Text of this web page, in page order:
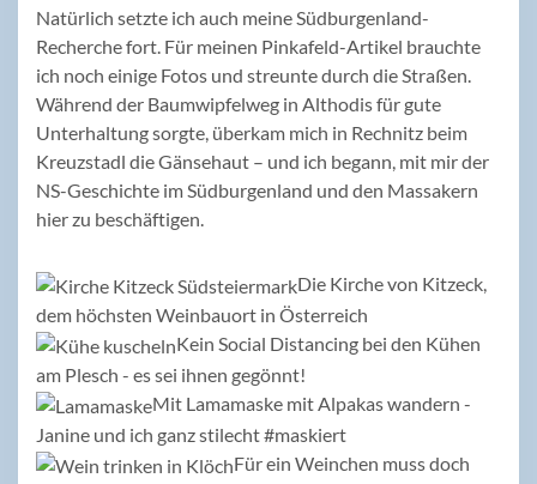
Natürlich setzte ich auch meine Südburgenland-
Recherche fort. Für meinen Pinkafeld-Artikel brauchte
ich noch einige Fotos und streunte durch die Straßen.
Während der Baumwipfelweg in Althodis für gute
Unterhaltung sorgte, überkam mich in Rechnitz beim
Kreuzstadl die Gänsehaut – und ich begann, mit mir der
NS-Geschichte im Südburgenland und den Massakern
hier zu beschäftigen.
Die Kirche von Kitzeck,
dem höchsten Weinbauort in Österreich
Kein Social Distancing bei den Kühen
am Plesch - es sei ihnen gegönnt!
Mit Lamamaske mit Alpakas wandern -
Janine und ich ganz stilecht #maskiert
Für ein Weinchen muss doch